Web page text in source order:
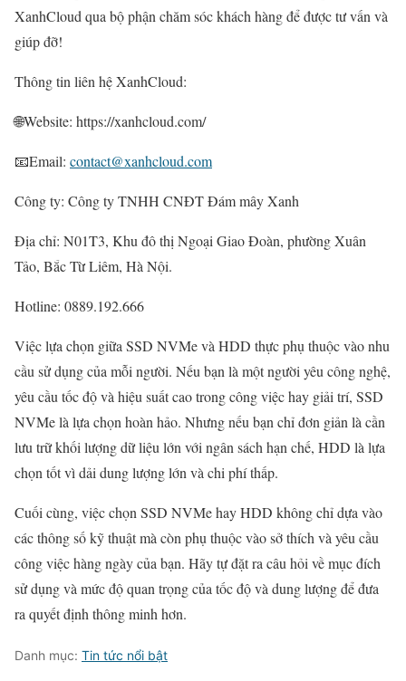
XanhCloud qua bộ phận chăm sóc khách hàng để được tư vấn và
giúp đỡ!
Thông tin liên hệ XanhCloud:
🌐Website: https://xanhcloud.com/
📧Email: contact@xanhcloud.com
Công ty: Công ty TNHH CNĐT Đám mây Xanh
Địa chỉ: N01T3, Khu đô thị Ngoại Giao Đoàn, phường Xuân
Tảo, Bắc Từ Liêm, Hà Nội.
Hotline: 0889.192.666
Việc lựa chọn giữa SSD NVMe và HDD thực phụ thuộc vào nhu
cầu sử dụng của mỗi người. Nếu bạn là một người yêu công nghệ,
yêu cầu tốc độ và hiệu suất cao trong công việc hay giải trí, SSD
NVMe là lựa chọn hoàn hảo. Nhưng nếu bạn chỉ đơn giản là cần
lưu trữ khối lượng dữ liệu lớn với ngân sách hạn chế, HDD là lựa
chọn tốt vì dải dung lượng lớn và chi phí thấp.
Cuối cùng, việc chọn SSD NVMe hay HDD không chỉ dựa vào
các thông số kỹ thuật mà còn phụ thuộc vào sở thích và yêu cầu
công việc hàng ngày của bạn. Hãy tự đặt ra câu hỏi về mục đích
sử dụng và mức độ quan trọng của tốc độ và dung lượng để đưa
ra quyết định thông minh hơn.
Danh mục: Tin tức nổi bật